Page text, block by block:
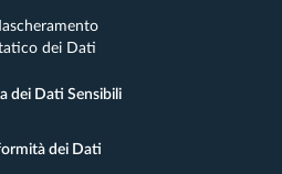
dei Dati
dei Dati Sensibili
dei Dati